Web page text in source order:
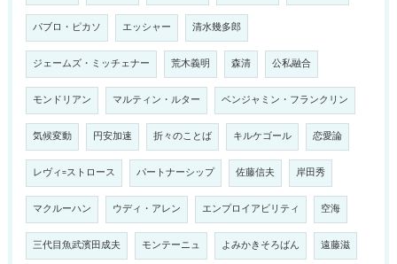
パブロ・ピカソ エッシャー 清水幾多郎
ジェームズ・ミッチェナー 荒木義明 森清 公私融合
モンドリアン マルティン・ルター ベンジャミン・フランクリン
気候変動 円安加速 折々のことば キルケゴール 恋愛論
レヴィ=ストロース パートナーシップ 佐藤信夫 岸田秀
マクルーハン ウディ・アレン エンプロイアビリティ 空海
三代目魚武濱田成夫 モンテーニュ よみかきそろばん 遠藤滋